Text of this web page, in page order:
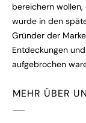
bereichern
wurde in den
Gründer der
Entdeckungen
aufgebrochen
MEHR ÜBER